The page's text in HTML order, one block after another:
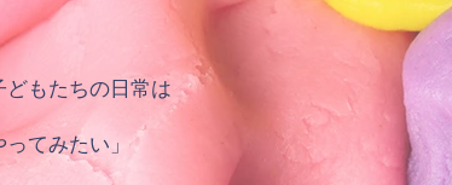
もたちの日常は
ってみたい」